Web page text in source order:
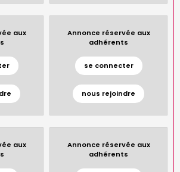
aux
Annonce réservée aux
adhérents
se connecter
nous rejoindre
aux
Annonce réservée aux
adhérents